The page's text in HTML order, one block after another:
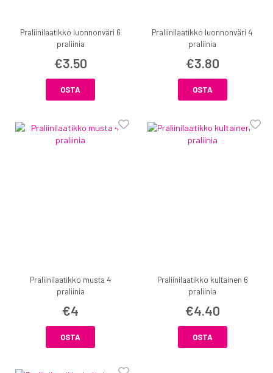
Praliinilaatikko luonnonväri 6
praliinia
€3.50
OSTA
Praliinilaatikko luonnonväri 4
praliinia
€3.80
OSTA
Praliinilaatikko musta 4
praliinia
€4
OSTA
Praliinilaatikko kultainen 6
praliinia
€4.40
OSTA